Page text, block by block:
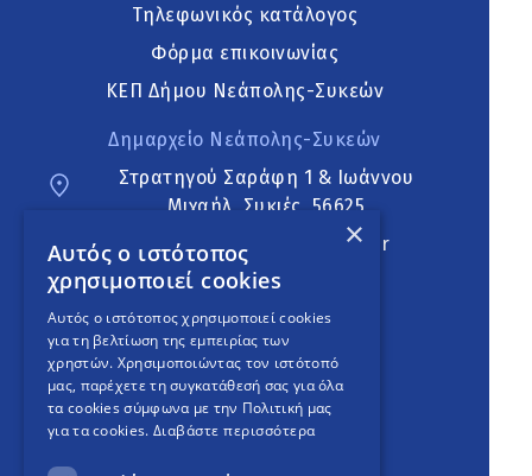
Τηλεφωνικός κατάλογος
Φόρμα επικοινωνίας
ΚΕΠ Δήμου Νεάπολης-Συκεών
Δημαρχείο Νεάπολης-Συκεών
Στρατηγού Σαράφη 1 & Ιωάννου
Μιχαήλ, Συκιές, 56625
neapoli.sykies@ddt.gov.gr
Ακολουθήστε
English Version
An project
×
Αυτός ο ιστότοπος
χρησιμοποιεί cookies
Αυτός ο ιστότοπος χρησιμοποιεί cookies
για τη βελτίωση της εμπειρίας των
χρηστών. Χρησιμοποιώντας τον ιστότοπό
μας, παρέχετε τη συγκατάθεσή σας για όλα
τα cookies σύμφωνα με την Πολιτική μας
για τα cookies. Διαβάστε περισσότερα